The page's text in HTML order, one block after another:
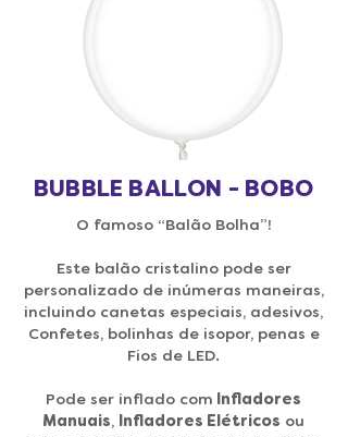
BUBBLE BALLON - BOBO
O famoso “Balão Bolha”!
Este balão cristalino pode ser
personalizado de inúmeras maneiras,
incluindo canetas especiais, adesivos,
Confetes, bolinhas de isopor, penas e
Fios de LED.
Pode ser inflado com Infladores
Manuais, Infladores Elétricos ou